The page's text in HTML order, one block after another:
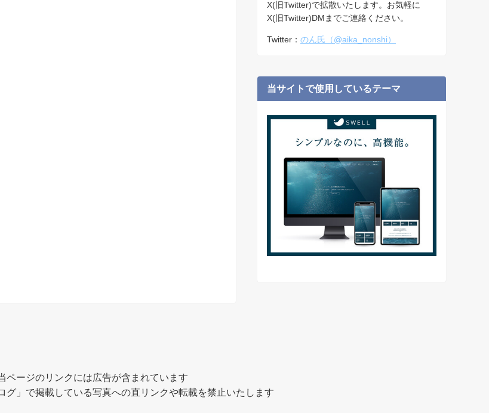
X(旧Twitter)で拡散いたします。お気軽に
X(旧Twitter)DMまでご連絡ください。
Twitter： のん氏（@aika_nonshi）
当サイトで使用しているテーマ
ページのリンクには広告が含まれています
グ」で掲載している写真への直リンクや転載を禁止いたします